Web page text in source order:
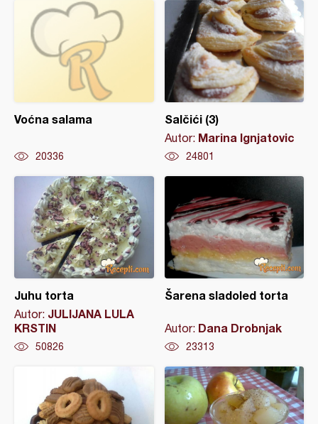
Voćna salama
20336
Salčići (3)
Autor: Marina Ignjatovic
24801
Juhu torta
Autor: JULIJANA LULA
KRSTIN
50826
Šarena sladoled torta
Autor: Dana Drobnjak
23313